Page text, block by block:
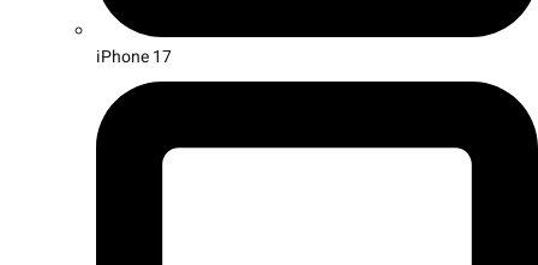
iPhone 17